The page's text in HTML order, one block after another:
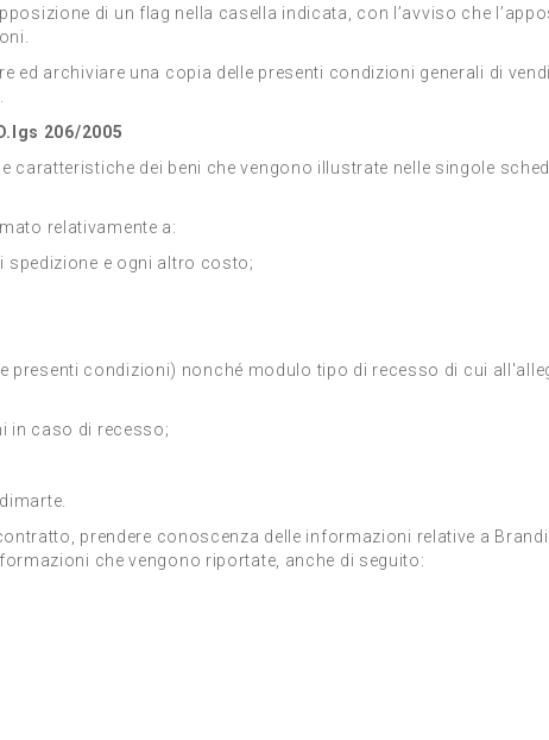
di un flag nella casella indicata, con l’avviso che
ed archiviare una copia delle presenti condizioni generali di
206/2005
caratteristiche dei beni che vengono illustrate nelle singole
relativamente a:
spedizione e ogni altro costo;
condizioni) nonché modulo tipo di recesso di cui
in caso di recesso;
prendere conoscenza delle informazioni relative a
che vengono riportate, anche di seguito: